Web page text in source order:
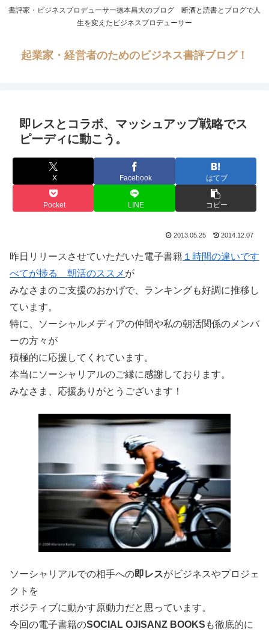
書評家・ビジネスプロデューサー徳本昌大のブログ 断酒と読書とブログで人
生を変えたビジネスプロデューサー
起業家・経営者のためのビジネス書評ブログ！
即レスとコラボ、マッシュアップ戦略でス
ピーディに動こう。
X Facebook はてブ
Pocket LINE コピー
2013.05.25 2014.12.07
昨日リリースさせていただいた電子書籍 １時間の違いです
べてが捗る 朝活のススメ が
みなさまのご支援のおかげで、ランキングも好調に推移し
ています。
特に、ソーシャルメディアの仲間や私の朝活関係のメンバ
ーの方々が
積極的に応援してくれています。
本当にソーシャリアルのご縁に感謝しております。
みなさま、応援ありがとうございます！
ソーシャリアルでの相手への即レスがビジネスやプロジェ
クトを
ポジティブに動かす原動力だと思っています。
今回の電子書籍のSOCIAL OJISANZ BOOKS も徹底的に